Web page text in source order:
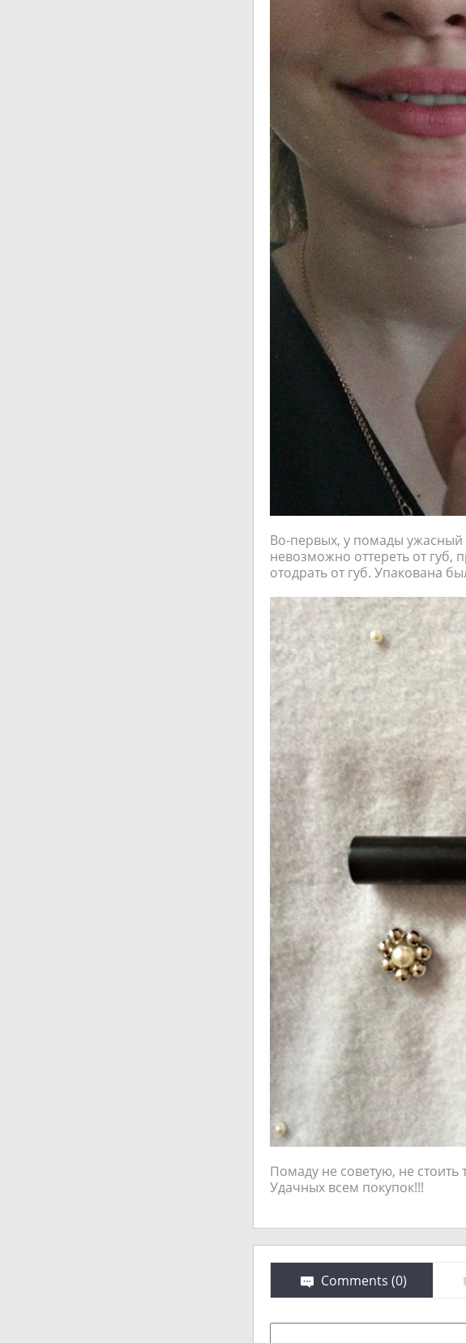
Во-первых, у помады ужасный
невозможно оттереть от губ,
отодрать от губ. Упакована
Помаду не советую, не стоить
Удачных всем покупок!!!
Comments (0)